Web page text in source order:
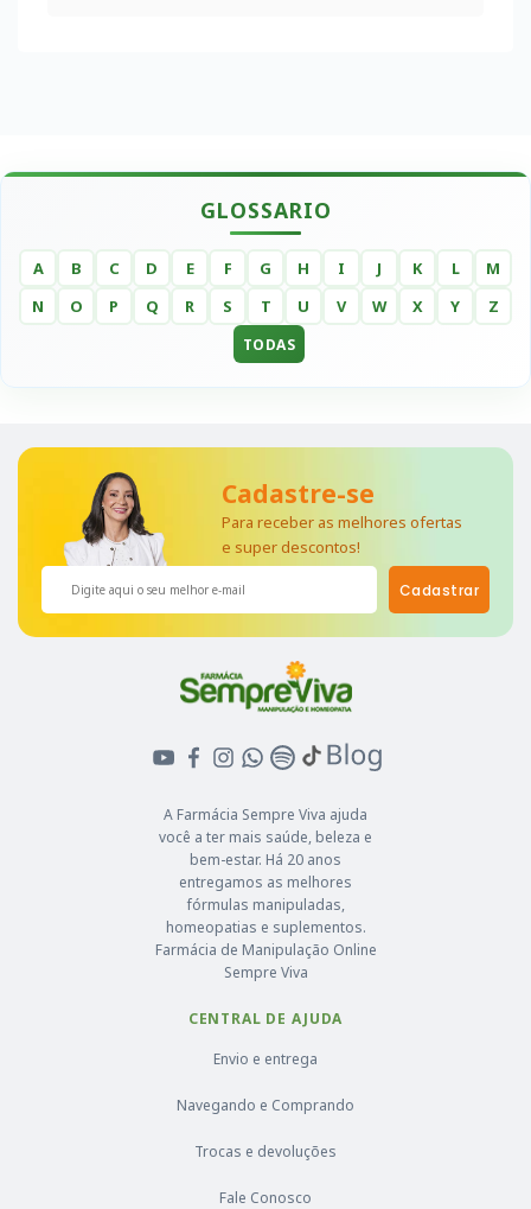
GLOSSARIO
A B C D E F G H I J K L
M
N
O P Q R S T U V W X Y Z
TODAS
A Farmácia Sempre Viva ajuda
você a ter mais saúde, beleza e
bem-estar. Há 20 anos
entregamos as melhores
fórmulas manipuladas,
homeopatias e suplementos.
Farmácia de Manipulação Online
Sempre Viva
CENTRAL DE AJUDA
Envio e entrega
Navegando e Comprando
Trocas e devoluções
Fale Conosco
Cadastre-se
Para receber as melhores ofertas
e super descontos!
Cadastrar